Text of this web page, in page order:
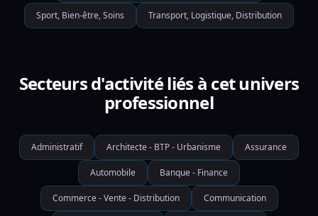
Sport, Bien-être, Soins Transport, Logistique, Distribution
Secteurs d'activité liés à cet univers
professionnel
Administratif Architecte - BTP - Urbanisme Assurance
Automobile Banque - Finance
Commerce - Vente - Distribution Communication